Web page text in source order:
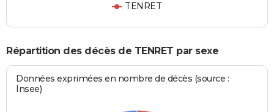
TENRET
Répartition des décès de TENRET par sexe
Données exprimées en nombre de décès (source :
Insee)